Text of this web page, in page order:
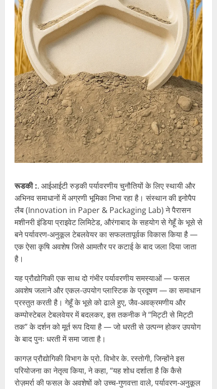
रूडकी :. आईआईटी रुड़की पर्यावरणीय चुनौतियों के लिए स्थायी और
अभिनव समाधानों में अग्रणी भूमिका निभा रहा है। संस्थान की इनोपैप
लैब (Innovation in Paper & Packaging Lab) ने पैरासन
मशीनरी इंडिया प्राइवेट लिमिटेड, औरंगाबाद के सहयोग से गेहूँ के भूसे से
बने पर्यावरण-अनुकूल टेबलवेयर का सफलतापूर्वक विकास किया है —
एक ऐसा कृषि अवशेष जिसे आमतौर पर कटाई के बाद जला दिया जाता
है।
यह प्रौद्योगिकी एक साथ दो गंभीर पर्यावरणीय समस्याओं — फसल
अवशेष जलाने और एकल-उपयोग प्लास्टिक के प्रदूषण — का समाधान
प्रस्तुत करती है। गेहूँ के भूसे को ढाले हुए, जैव-अवक्रमणीय और
कम्पोस्टेबल टेबलवेयर में बदलकर, इस तकनीक ने “मिट्टी से मिट्टी
तक” के दर्शन को मूर्त रूप दिया है — जो धरती से उत्पन्न होकर उपयोग
के बाद पुनः धरती में समा जाता है।
कागज़ प्रौद्योगिकी विभाग के प्रो. विभोर के. रस्तोगी, जिन्होंने इस
परियोजना का नेतृत्व किया, ने कहा, “यह शोध दर्शाता है कि कैसे
रोज़मर्रा की फसल के अवशेषों को उच्च-गुणवत्ता वाले, पर्यावरण-अनुकूल